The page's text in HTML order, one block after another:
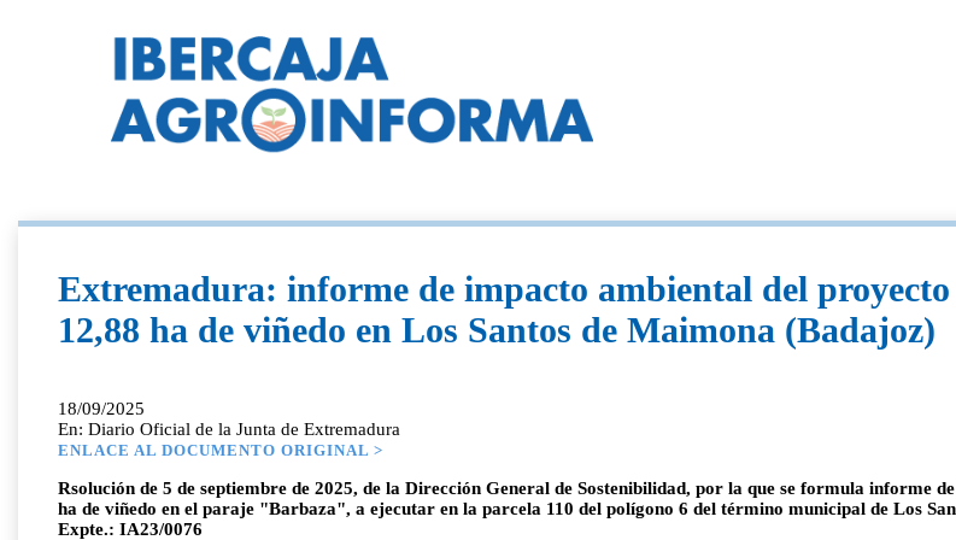
Extremadura: informe de impacto ambiental del
12,88 ha de viñedo en Los Santos de Maimona (Badajoz)
18/09/2025
En: Diario Oficial de la Junta de Extremadura
ENLACE AL DOCUMENTO ORIGINAL >
Rsolución de 5 de septiembre de 2025, de la Dirección General de Sostenibilidad, por la que se formula informe
ha de viñedo en el paraje "Barbaza", a ejecutar en la parcela 110 del polígono 6 del término municipal de Los
Expte.: IA23/0076